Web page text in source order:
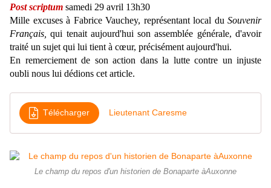
Post scriptum samedi 29 avril 13h30
Mille excuses à Fabrice Vauchey, représentant local du Souvenir
Français,qui tenait aujourd'hui son assemblée générale, d'avoir
traité un sujet qui lui tient à cœur, précisément aujourd'hui.
En remerciement de son action dans la lutte contre un injuste
oubli nous lui dédions cet article.
Télécharger Lieutenant Caresme
Le champ du repos d'un historien de Bonaparte àAuxonne